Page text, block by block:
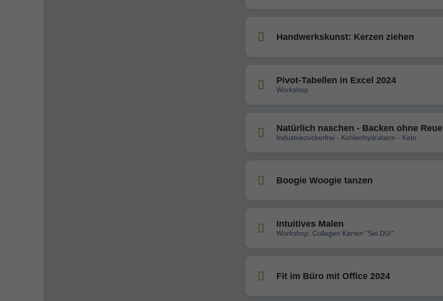
Handwerkskunst: Kerzen ziehen
Pivot-Tabellen in Excel 2024
Workshop
Natürlich naschen - Backen ohne Reue
Industriezuckerfrei - Kohlenhydratarm - Keto
Boogie Woogie tanzen
Intuitives Malen
Workshop: Collagen Karten "Sei DU!"
Fit im Büro mit Office 2024